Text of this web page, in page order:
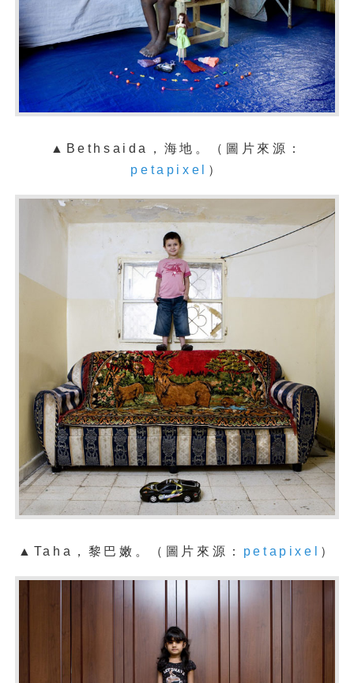
▲Bethsaida，海地。（圖片來源：
petapixel
）
▲Taha，黎巴嫩。（圖片來源： petapixel ）